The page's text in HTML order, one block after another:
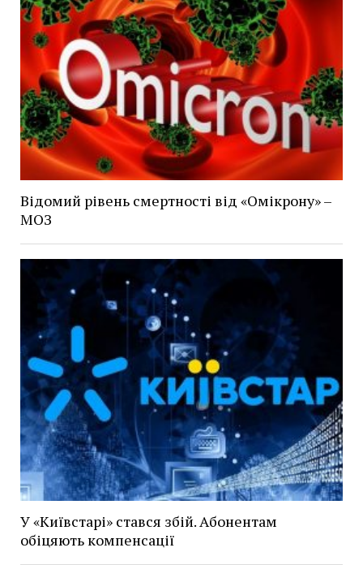
Відомий рівень смертності від «Омікрону» –
МОЗ
У «Київстарі» стався збій. Абонентам
обіцяють компенсації